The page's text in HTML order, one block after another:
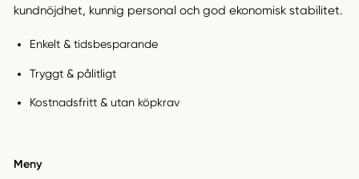
kundnöjdhet, kunnig personal och god ekonomisk stabilitet.
Enkelt & tidsbesparande
Tryggt & pålitligt
Kostnadsfritt & utan köpkrav
Meny